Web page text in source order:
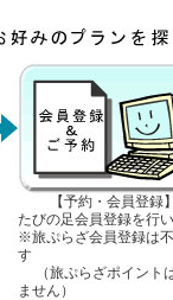
【予約・会員登録
たびの足会員登録を行
※旅ぷらざ会員登録は
す
（旅ぷらざポイント
ません）